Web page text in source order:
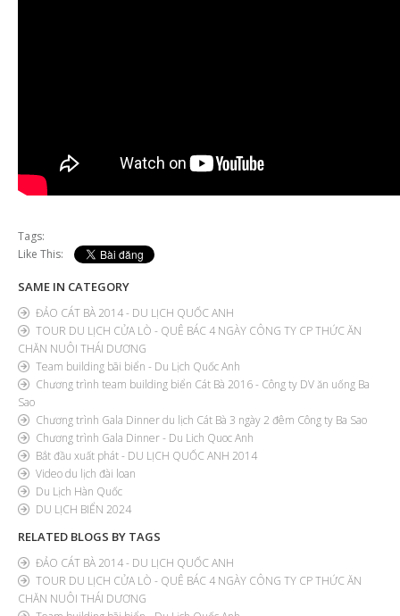
Tags:
Like This:
SAME IN CATEGORY
ĐẢO CÁT BÀ 2014 - DU LỊCH QUỐC ANH
TOUR DU LỊCH CỬA LÒ - QUÊ BÁC 4 NGÀY CÔNG TY CP THỨC ĂN
CHĂN NUÔI THÁI DƯƠNG
Team building bãi biển - Du Lịch Quốc Anh
Chương trình team building biển Cát Bà 2016 - Công ty DV ăn uống Ba
Sao
Chương trình Gala Dinner du lịch Cát Bà 3 ngày 2 đêm Công ty Ba Sao
Chương trình Gala Dinner - Du Lich Quoc Anh
Bắt đầu xuất phát - DU LỊCH QUỐC ANH 2014
Video du lịch đài loan
Du Lịch Hàn Quốc
DU LỊCH BIỂN 2024
RELATED BLOGS BY TAGS
ĐẢO CÁT BÀ 2014 - DU LỊCH QUỐC ANH
TOUR DU LỊCH CỬA LÒ - QUÊ BÁC 4 NGÀY CÔNG TY CP THỨC ĂN
CHĂN NUÔI THÁI DƯƠNG